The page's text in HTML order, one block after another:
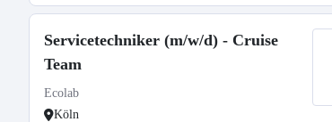
Servicetechniker (m/w/d) - Cruise
Team
Ecolab
Köln